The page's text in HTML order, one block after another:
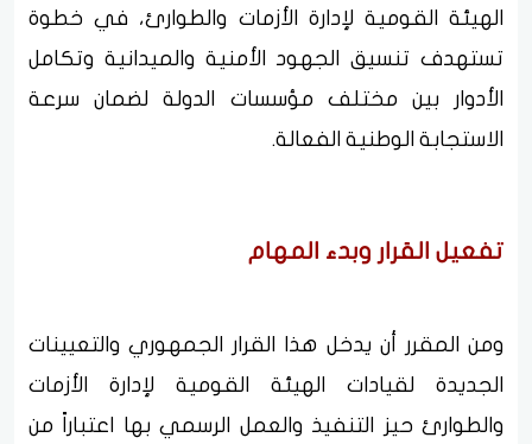
الهيئة القومية لإدارة الأزمات والطوارئ، في خطوة
تستهدف تنسيق الجهود الأمنية والميدانية وتكامل
الأدوار بين مختلف مؤسسات الدولة لضمان سرعة
الاستجابة الوطنية الفعالة.
تفعيل القرار وبدء المهام
ومن المقرر أن يدخل هذا القرار الجمهوري والتعيينات
الجديدة لقيادات الهيئة القومية لإدارة الأزمات
والطوارئ حيز التنفيذ والعمل الرسمي بها اعتباراً من